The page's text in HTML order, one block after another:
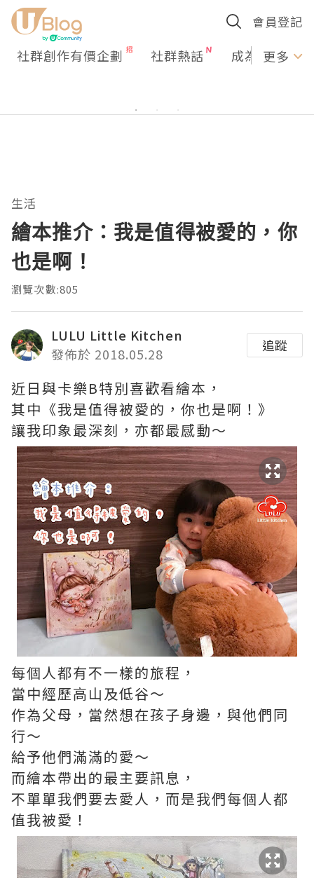
會員登記
社群創作有價企劃 社群熱話 成為U更多
生活
繪本推介：我是值得被愛的，你
也是啊！
瀏覽次數:805
LULU Little Kitchen
發佈於 2018.05.28
追蹤
近日與卡樂B特別喜歡看繪本，
其中《我是值得被愛的，你也是啊！》
讓我印象最深刻，亦都最感動～
每個人都有不一樣的旅程，
當中經歷高山及低谷～
作為父母，當然想在孩子身邊，與他們同
行～
給予他們滿滿的愛～
而繪本帶出的最主要訊息，
不單單我們要去愛人，而是我們每個人都
值我被愛！